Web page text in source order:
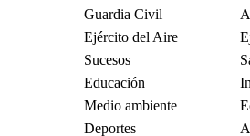
Guardia Civil
Ejército del Aire
Sucesos
Educación
Medio ambiente
Deportes